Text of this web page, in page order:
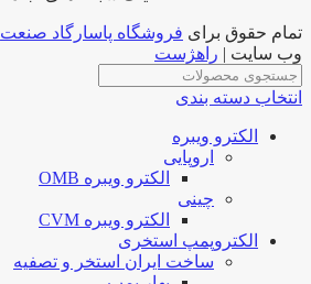
تمام حقوق برای فروشگاه پاسارگاد صنعت
وب سایت | راهژست
انتخاب دسته بندی
الکترو ویبره
اروپایی
الکترو ویبره OMB
چینی
الکترو ویبره CVM
الکتروپمپ استخری
ساخت ایران استخر و تصفیه